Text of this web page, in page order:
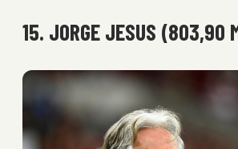
15. JORGE JESUS (803,90